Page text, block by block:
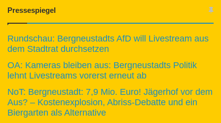
Pressespiegel
Rundschau: Bergneustadts AfD will Livestream aus
dem Stadtrat durchsetzen
OA: Kameras bleiben aus: Bergneustadts Politik
lehnt Livestreams vorerst erneut ab
NoT: Bergneustadt: 7,9 Mio. Euro! Jägerhof vor dem
Aus? – Kostenexplosion, Abriss-Debatte und ein
Biergarten als Alternative